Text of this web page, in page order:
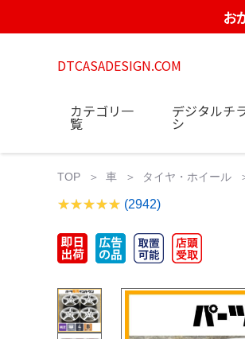
お
DTCASADESIGN.COM
カテゴリ一
覧
デジタルチ
シ
TOP 車 タイヤ・ホイール
(2942)